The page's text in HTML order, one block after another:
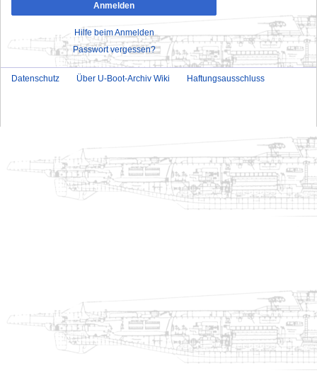
Anmelden
Hilfe beim Anmelden
Passwort vergessen?
Datenschutz Über U-Boot-Archiv Wiki Haftungsausschluss